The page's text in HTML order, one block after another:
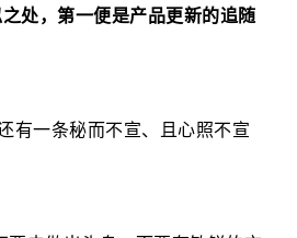
处，第一便是产品更新的追随
有一条秘而不宣、且心照不宣